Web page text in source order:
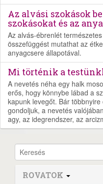
Az alvási szokások
szokásokat és az
Az alvás-ébrenlét
összefüggést mutathat az
anyagcsere állapotával.
Mi történik a
A nevetés néha egy halk
erős, hogy könnybe lábad a
kapunk levegőt. Bár
gondoljuk, a nevetés
agy, az idegrendszer, az
ROVATOK